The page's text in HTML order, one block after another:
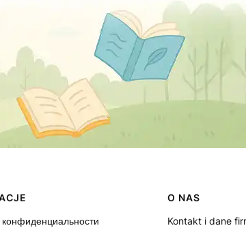
конфиденциальности
O NAS
Kontakt i dane